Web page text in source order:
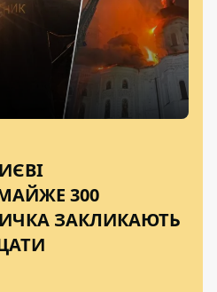
300
ЗАКЛИКАЮТЬ